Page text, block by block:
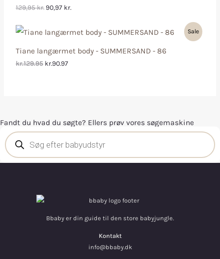
129,95kr. 90,97 kr.
Tiane langærmet body - SUMMERSAND - 86
Sale
kr.129.95 kr.90.97
Fandt du hvad du søgte? Ellers prøv vores søgemaskine
Bbaby er din guide til den store babyjungle.
Kontakt
info@bbaby.dk